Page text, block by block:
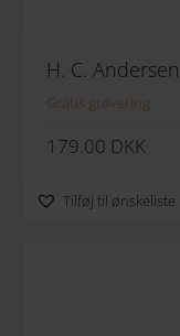
H. C.
Gratis gravering
179.00 DKK
Tilføj til ønskeliste